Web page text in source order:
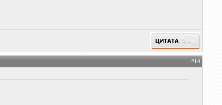
#14